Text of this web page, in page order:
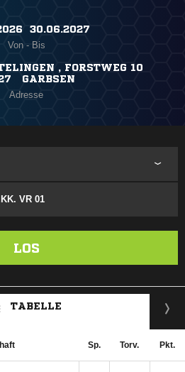
30.06.2027
Von - Bis
, FORSTWEG 10
GARBSEN
Adresse
VR 01
LOS
TABELLE
Sp. Torv. Pkt.